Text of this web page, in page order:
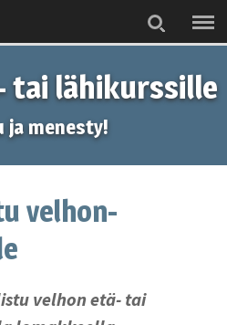
tai lähikurssille
ja menesty!
velhon-
velhon etä- tai